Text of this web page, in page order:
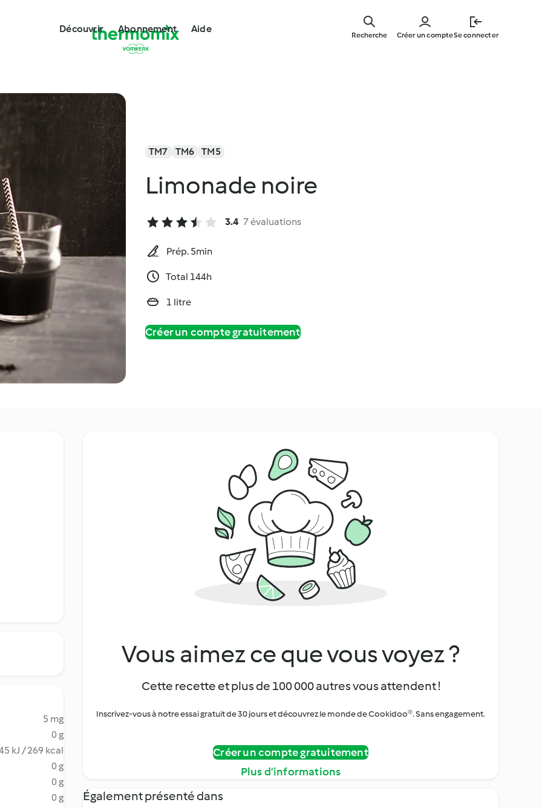
main
Découvrir Abonnement Aide
Créer un compteSe connecter
Recherche
TM7 TM6 TM5
Limonade noire
3.4 7 évaluations
Prép. 5min
Total 144h
1 litre
Créer un compte gratuitement
5 mg
0 g
kJ / 269 kcal
0 g
0 g
0 g
Vous aimez ce que vous voyez ?
Cette recette et plus de 100 000 autres vous attendent !
Inscrivez-vous à notre essai gratuit de 30 jours et découvrez le monde de Cookidoo®. Sans engagement.
Créer un compte gratuitement
Plus d’informations
Également présenté dans